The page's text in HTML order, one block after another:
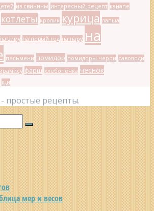
из свинины интересный рецепт канапе
котлеты кролик курица лапша
на зиму на новый год на пару на
пельмени помидор помидоры черри савоярди
фарш хлебопечка чеснок
щи
- простые рецепты.
мер и весов